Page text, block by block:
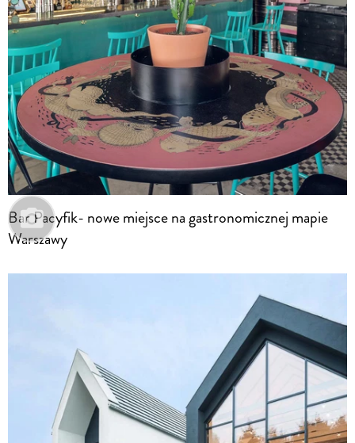
Bar Pacyfik- nowe miejsce na gastronomicznej mapie
Warszawy